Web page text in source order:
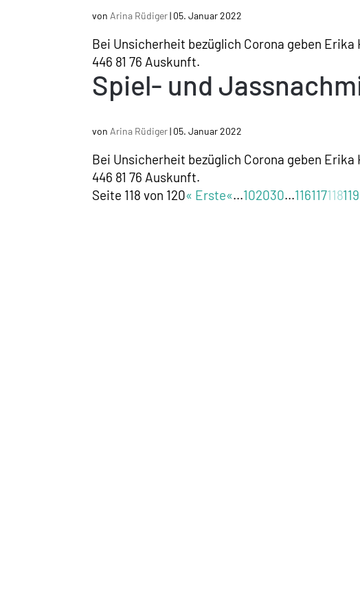
von Arina Rüdiger| 05. Januar 2022
Bei Unsicherheit bezüglich Corona geben Erika
446 81 76 Auskunft.
Spiel- und
von Arina Rüdiger| 05. Januar 2022
Bei Unsicherheit bezüglich Corona geben Erika
446 81 76 Auskunft.
Seite 118 von 120« Erste«...102030...116117118119